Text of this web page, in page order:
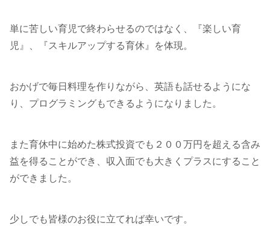
単に苦しい育児で終わらせるのではなく、『楽しい育
児』、『スキルアップする育休』を体現。
おかげで毎日料理を作りながら、英語も話せるようにな
り、プログラミングもできるようになりました。
また育休中に始めた株式投資でも２００万円を超える含み
益を得ることができ、収入面でも大きくプラスにすること
ができました。
少しでも皆様のお役に立てれば幸いです。